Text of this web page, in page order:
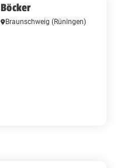
Böcker
Braunschweig(Rüningen)